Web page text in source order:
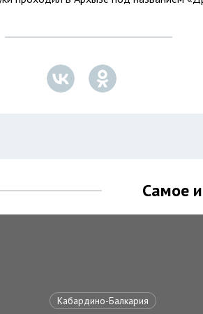
Самое
Кабардино-Балкария